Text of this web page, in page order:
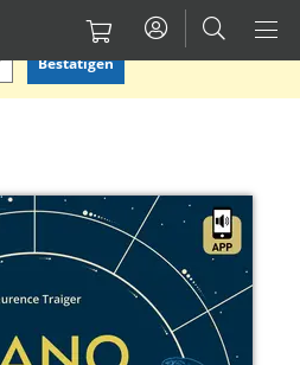
anderen auswählen.
Bestätigen